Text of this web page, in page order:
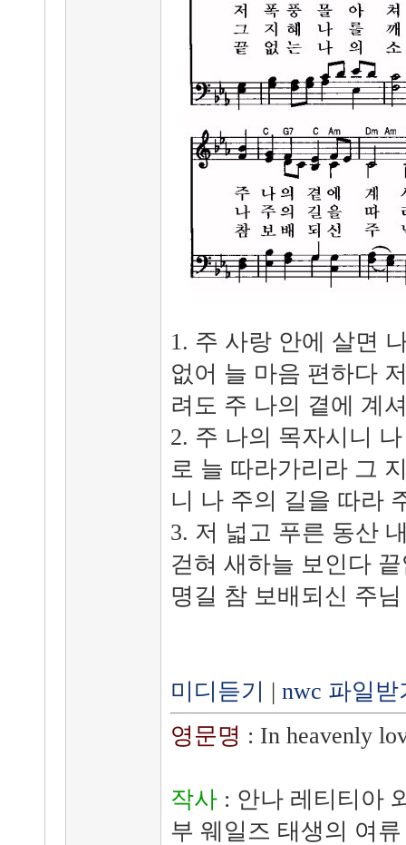
1. 주 사랑 안에 살면
없어 늘 마음 편하다
려도 주 나의 곁에 계
2. 주 나의 목자시니
로 늘 따라가리라 그
니 나 주의 길을 따라
3. 저 넓고 푸른 동산
걷혀 새하늘 보인다
명길 참 보배되신 주
미디듣기 | nwc 파일받
영문명 : In heavenly
작사: 안나 레티티아
부 웨일즈 태생의 여